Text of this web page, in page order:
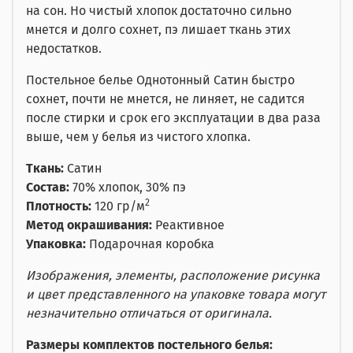
на сон. Но чистый хлопок достаточно сильно
мнется и долго сохнет, пэ лишает ткань этих
недостатков.
Постельное белье Однотонный Сатин быстро
сохнет, почти не мнется, не линяет, не садится
после стирки и срок его эксплуатации в два раза
выше, чем у белья из чистого хлопка.
Ткань: Сатин
Состав: 70% хлопок, 30% пэ
Плотность: 120 гр/м2
Метод окрашивания: Реактивное
Упаковка: Подарочная коробка
Изображения, элементы, расположение рисунка
и цвет представленного на упаковке товара могут
незначительно отличаться от оригинала.
Размеры комплектов постельного белья: